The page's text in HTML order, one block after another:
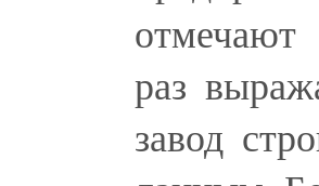
раз
завод